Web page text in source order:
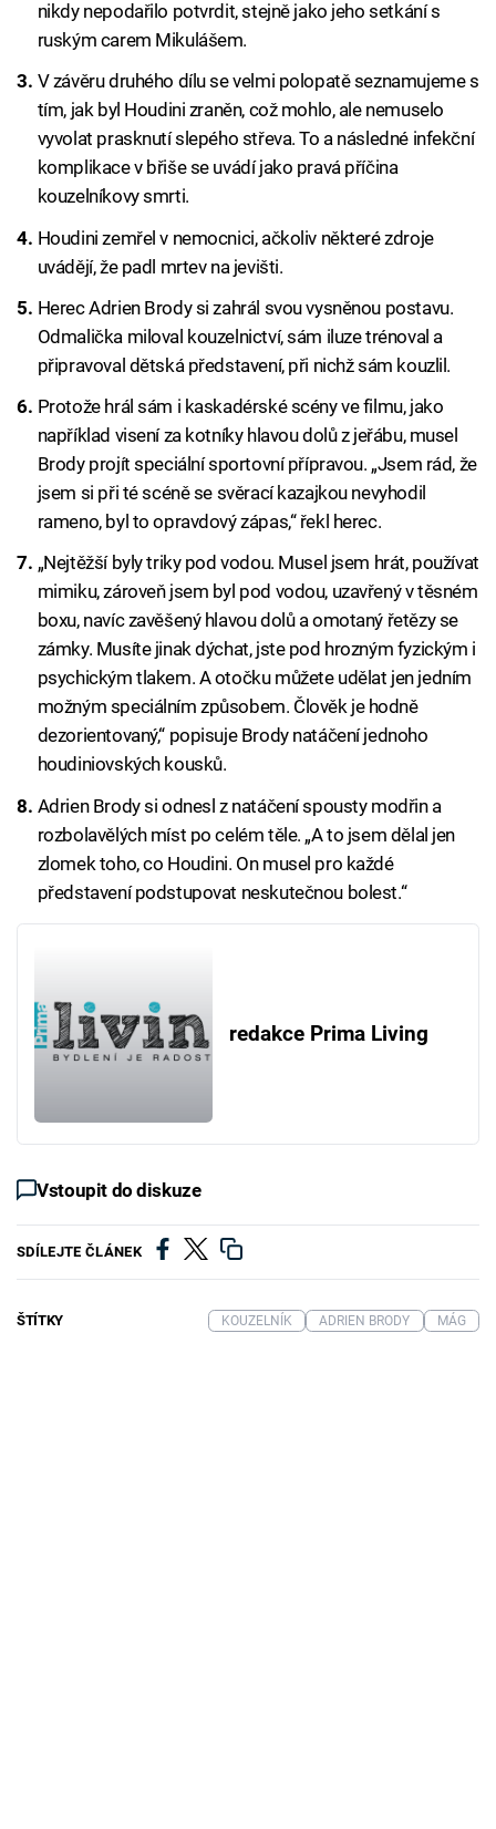
nikdy nepodařilo potvrdit, stejně jako jeho setkání s
ruským carem Mikulášem.
V závěru druhého dílu se velmi polopatě seznamujeme s
tím, jak byl Houdini zraněn, což mohlo, ale nemuselo
vyvolat prasknutí slepého střeva. To a následné infekční
komplikace v břiše se uvádí jako pravá příčina
kouzelníkovy smrti.
Houdini zemřel v nemocnici, ačkoliv některé zdroje
uvádějí, že padl mrtev na jevišti.
Herec Adrien Brody si zahrál svou vysněnou postavu.
Odmalička miloval kouzelnictví, sám iluze trénoval a
připravoval dětská představení, při nichž sám kouzlil.
Protože hrál sám i kaskadérské scény ve filmu, jako
například visení za kotníky hlavou dolů z jeřábu, musel
Brody projít speciální sportovní přípravou. „Jsem rád, že
jsem si při té scéně se svěrací kazajkou nevyhodil
rameno, byl to opravdový zápas,“ řekl herec.
„Nejtěžší byly triky pod vodou. Musel jsem hrát, používat
mimiku, zároveň jsem byl pod vodou, uzavřený v těsném
boxu, navíc zavěšený hlavou dolů a omotaný řetězy se
zámky. Musíte jinak dýchat, jste pod hrozným fyzickým i
psychickým tlakem. A otočku můžete udělat jen jedním
možným speciálním způsobem. Člověk je hodně
dezorientovaný,“ popisuje Brody natáčení jednoho
houdiniovských kousků.
Adrien Brody si odnesl z natáčení spousty modřin a
rozbolavělých míst po celém těle. „A to jsem dělal jen
zlomek toho, co Houdini. On musel pro každé
představení podstupovat neskutečnou bolest.“
redakce Prima Living
Vstoupit do diskuze
SDÍLEJTE ČLÁNEK
ŠTÍTKY KOUZELNÍK ADRIEN BRODY MÁG